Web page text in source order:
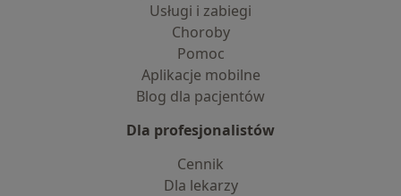
Usługi i zabiegi
Choroby
Pomoc
Aplikacje mobilne
Blog dla pacjentów
Dla profesjonalistów
Cennik
Dla lekarzy